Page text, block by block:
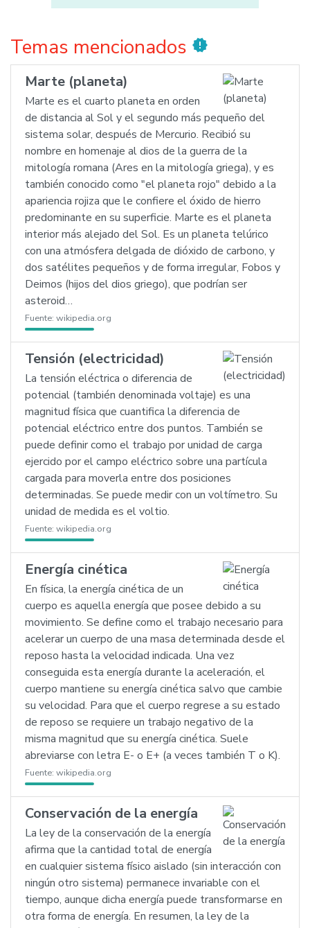
Temas mencionados new_releases
Marte (planeta)
Marte es el cuarto planeta en orden
de distancia al Sol y el segundo más pequeño del
sistema solar, después de Mercurio. Recibió su
nombre en homenaje al dios de la guerra de la
mitología romana (Ares en la mitología griega), y es
también conocido como "el planeta rojo" debido a la
apariencia rojiza que le confiere el óxido de hierro
predominante en su superficie. Marte es el planeta
interior más alejado del Sol. Es un planeta telúrico
con una atmósfera delgada de dióxido de carbono, y
dos satélites pequeños y de forma irregular, Fobos y
Deimos (hijos del dios griego), que podrían ser
asteroid…
Fuente: wikipedia.org
Tensión (electricidad)
La tensión eléctrica o diferencia de
potencial (también denominada voltaje) es una
magnitud física que cuantifica la diferencia de
potencial eléctrico entre dos puntos. También se
puede definir como el trabajo por unidad de carga
ejercido por el campo eléctrico sobre una partícula
cargada para moverla entre dos posiciones
determinadas. Se puede medir con un voltímetro. Su
unidad de medida es el voltio.
Fuente: wikipedia.org
Energía cinética
En física, la energía cinética de un
cuerpo es aquella energía que posee debido a su
movimiento. Se define como el trabajo necesario para
acelerar un cuerpo de una masa determinada desde el
reposo hasta la velocidad indicada. Una vez
conseguida esta energía durante la aceleración, el
cuerpo mantiene su energía cinética salvo que cambie
su velocidad. Para que el cuerpo regrese a su estado
de reposo se requiere un trabajo negativo de la
misma magnitud que su energía cinética. Suele
abreviarse con letra E- o E+ (a veces también T o K).
Fuente: wikipedia.org
Conservación de la energía
La ley de la conservación de la energía
afirma que la cantidad total de energía
en cualquier sistema físico aislado (sin interacción con
ningún otro sistema) permanece invariable con el
tiempo, aunque dicha energía puede transformarse en
otra forma de energía. En resumen, la ley de la